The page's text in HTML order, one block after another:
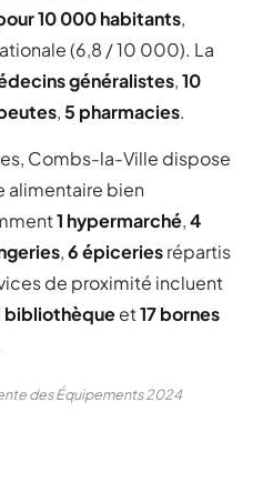
10 000 habitants,
(6,8 / 10 000). La
généralistes,10
,5 pharmacies.
Combs-la-Ville dispose
alimentaire bien
1 hypermarché,4
,6 épiceriesrépartis
de proximité incluent
bibliothèqueet17 bornes
des Équipements 2024